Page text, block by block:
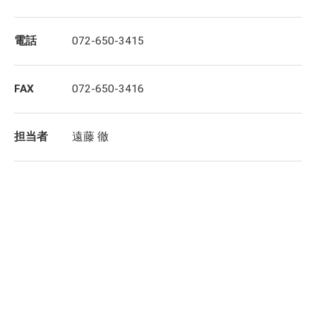
電話 072-650-3415
FAX 072-650-3416
担当者 遠藤 徹